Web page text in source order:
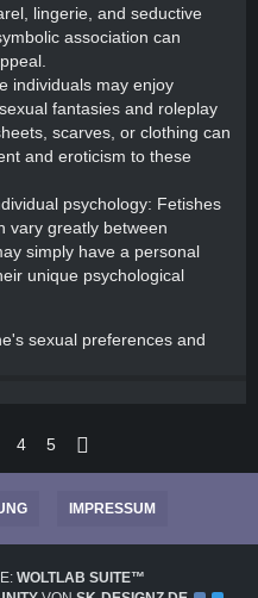
lingerie, and seductive
association can
individuals may enjoy
fantasies and roleplay
scarves, or clothing can
and eroticism to these
psychology: Fetishes
vary greatly between
simply have a personal
unique psychological
sexual preferences and
4 5
IMPRESSUM
WOLTLAB SUITE™